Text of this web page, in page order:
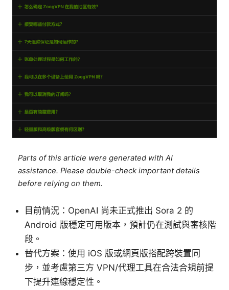
Parts of this article were generated with AI
assistance. Please double-check important details
before relying on them.
目前情況：OpenAI 尚未正式推出 Sora 2 的
Android 版穩定可用版本，預計仍在測試與審核階
段。
替代方案：使用 iOS 版或網頁版搭配跨裝置同
步，並考慮第三方 VPN/代理工具在合法合規前提
下提升連線穩定性。